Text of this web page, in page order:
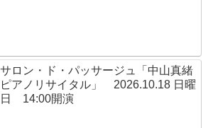
サロン・ド・パッサージュ「中山真緒
ピアノリサイタル」 2026.10.18 日曜
日 14:00開演